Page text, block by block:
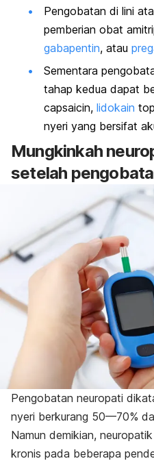
Pengobatan di lini
pemberian obat
gabapentin, atau
Sementara
tahap kedua dapat
capsaicin, lidokain
nyeri yang bersifat
Mungkinkah
setelah
Pengobatan neuropati
nyeri berkurang 50—70%
Namun demikian,
kronis pada beberapa